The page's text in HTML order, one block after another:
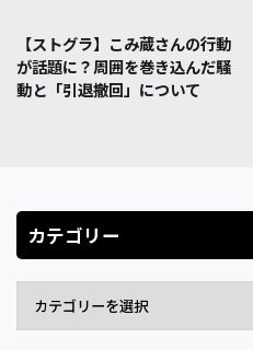
【ストグラ】こみ蔵さんの行動
が話題に？周囲を巻き込んだ騒
動と「引退撤回」について
カテゴリー